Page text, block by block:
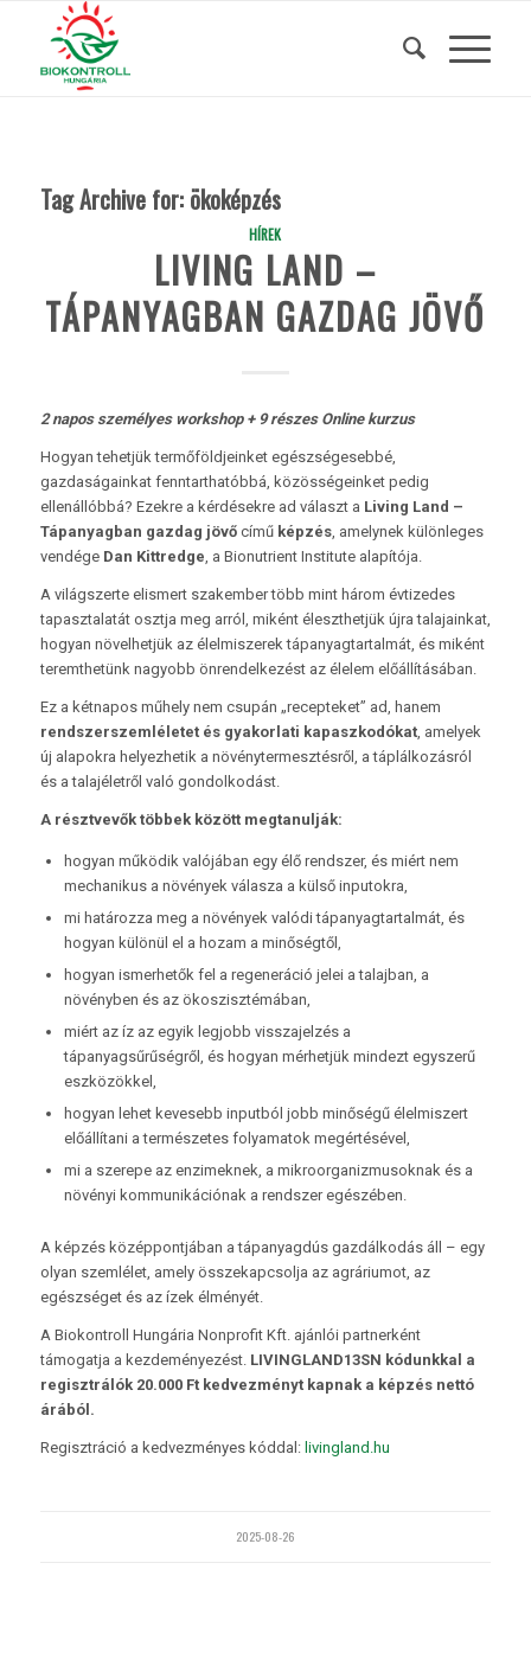
Tag Archive for: ökoképzés
HÍREK
LIVING LAND –
TÁPANYAGBAN GAZDAG JÖVŐ
2 napos személyes workshop + 9 részes Online kurzus
Hogyan tehetjük termőföldjeinket egészségesebbé,
gazdaságainkat fenntarthatóbbá, közösségeinket pedig
ellenállóbbá? Ezekre a kérdésekre ad választ a Living Land –
Tápanyagban gazdag jövőcímű képzés, amelynek különleges
vendége Dan Kittredge, a Bionutrient Institute alapítója.
A világszerte elismert szakember több mint három évtizedes
tapasztalatát osztja meg arról, miként éleszthetjük újra talajainkat,
hogyan növelhetjük az élelmiszerek tápanyagtartalmát, és miként
teremthetünk nagyobb önrendelkezést az élelem előállításában.
Ez a kétnapos műhely nem csupán „recepteket” ad, hanem
rendszerszemléletet és gyakorlati kapaszkodókat, amelyek
új alapokra helyezhetik a növénytermesztésről, a táplálkozásról
és a talajéletről való gondolkodást.
A résztvevők többek között megtanulják:
hogyan működik valójában egy élő rendszer, és miért nem
mechanikus a növények válasza a külső inputokra,
mi határozza meg a növények valódi tápanyagtartalmát, és
hogyan különül el a hozam a minőségtől,
hogyan ismerhetők fel a regeneráció jelei a talajban, a
növényben és az ökoszisztémában,
miért az íz az egyik legjobb visszajelzés a
tápanyagsűrűségről, és hogyan mérhetjük mindezt egyszerű
eszközökkel,
hogyan lehet kevesebb inputból jobb minőségű élelmiszert
előállítani a természetes folyamatok megértésével,
mi a szerepe az enzimeknek, a mikroorganizmusoknak és a
növényi kommunikációnak a rendszer egészében.
A képzés középpontjában a tápanyagdús gazdálkodás áll – egy
olyan szemlélet, amely összekapcsolja az agráriumot, az
egészséget és az ízek élményét.
A Biokontroll Hungária Nonprofit Kft. ajánlói partnerként
támogatja a kezdeményezést. LIVINGLAND13SN kódunkkal a
regisztrálók 20.000 Ft kedvezményt kapnak a képzés nettó
árából.
Regisztráció a kedvezményes kóddal: livingland.hu
2025-08-26